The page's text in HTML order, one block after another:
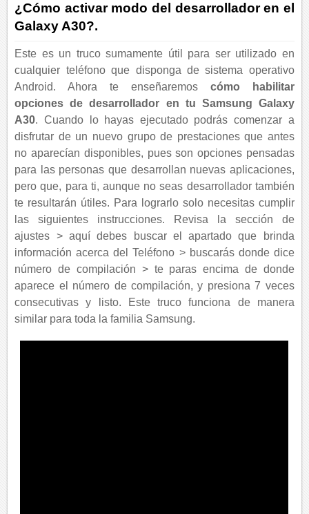
¿Cómo activar modo del desarrollador en el
Galaxy A30?.
Este es un truco sumamente útil para ser utilizado en
cualquier teléfono que disponga de sistema operativo
Android. Ahora te enseñaremos cómo habilitar
opciones de desarrollador en tu Samsung Galaxy
A30. Cuando lo hayas ejecutado podrás comenzar a
disfrutar de un nuevo grupo de prestaciones que antes
no aparecían disponibles, pues son opciones pensadas
para las personas que desarrollan nuevas aplicaciones,
pero que, para ti, aunque no seas desarrollador también
te resultarán útiles. Para lograrlo solo necesitas cumplir
las siguientes instrucciones. Revisa la sección de
ajustes > aquí debes buscar el apartado que brinda
información acerca del Teléfono > buscarás donde dice
número de compilación > te paras encima de donde
aparece el número de compilación, y presiona 7 veces
consecutivas y listo. Este truco funciona de manera
similar para toda la familia Samsung.